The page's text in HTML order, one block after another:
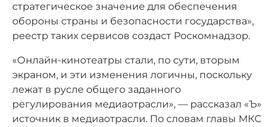
стратегическое значение для обеспечения
обороны страны и безопасности государства»,
реестр таких сервисов создаст Роскомнадзор.
«Онлайн-кинотеатры стали, по сути, вторым
экраном, и эти изменения логичны, поскольку
лежат в русле общего заданного
регулирования медиаотрасли», — рассказал «Ъ»
источник в медиаотрасли. По словам главы МКС